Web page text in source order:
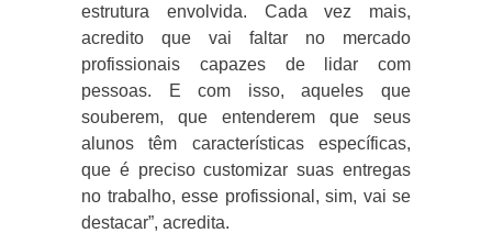
estrutura envolvida. Cada vez mais,
acredito que vai faltar no mercado
profissionais capazes de lidar com
pessoas. E com isso, aqueles que
souberem, que entenderem que seus
alunos têm características específicas,
que é preciso customizar suas entregas
no trabalho, esse profissional, sim, vai se
destacar”, acredita.